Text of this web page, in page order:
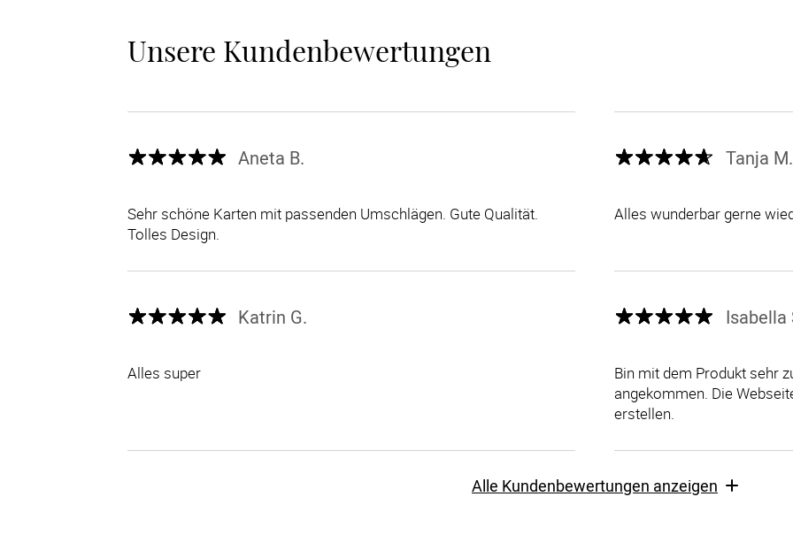
Unsere Kundenbewertungen
Aneta B.
Sehr schöne Karten mit passenden Umschlägen. Gute Qualität.
Tolles Design.
Tanja M.
Alles wunderbar gerne
Katrin G.
Alles super
Isabella
Bin mit dem Produkt sehr
angekommen. Die
erstellen.
Alle Kundenbewertungen anzeigen